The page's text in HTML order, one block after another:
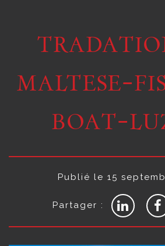
maltese-
boat-
Publié le 15
Partager :